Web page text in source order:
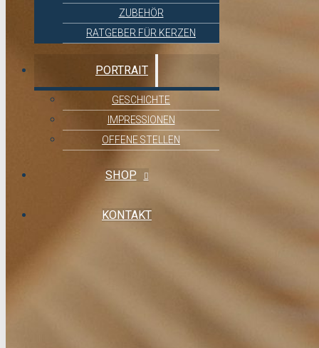
ZUBEHÖR
RATGEBER FÜR KERZEN
PORTRAIT
GESCHICHTE
IMPRESSIONEN
OFFENE STELLEN
SHOP
KONTAKT